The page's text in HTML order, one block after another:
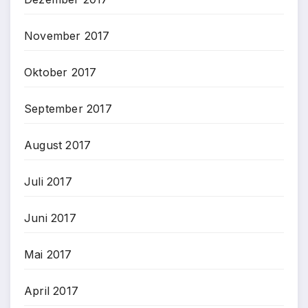
November 2017
Oktober 2017
September 2017
August 2017
Juli 2017
Juni 2017
Mai 2017
April 2017